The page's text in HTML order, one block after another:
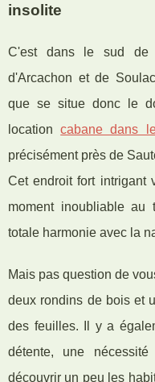
insolite
C'est dans le sud de
d'Arcachon et de
que se situe donc le
locationcabane dans
précisément près de
Cet endroit fort intrigant
moment inoubliable au
totale harmonie avec la
Mais pas question de
deux rondins de bois et
des feuilles. Il y a
détente, une
découvrir un peu les